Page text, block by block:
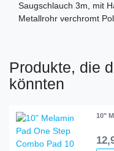
Saugschlauch 3m, mit
Metallrohr verchromt
Produkte, die
könnten
10"